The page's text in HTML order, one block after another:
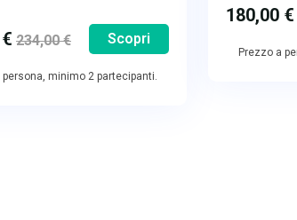
€ 234,00€ Scopri
180,00 €